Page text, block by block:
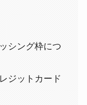
シング枠につ
ジットカード